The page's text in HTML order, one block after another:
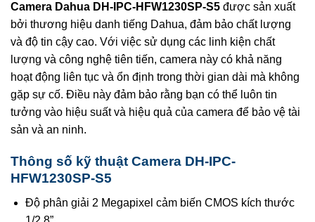
Camera Dahua DH-IPC-HFW1230SP-S5 được sản xuất
bởi thương hiệu danh tiếng Dahua, đảm bảo chất lượng
và độ tin cậy cao. Với việc sử dụng các linh kiện chất
lượng và công nghệ tiên tiến, camera này có khả năng
hoạt động liên tục và ổn định trong thời gian dài mà không
gặp sự cố. Điều này đảm bảo rằng bạn có thể luôn tin
tưởng vào hiệu suất và hiệu quả của camera để bảo vệ tài
sản và an ninh.
Thông số kỹ thuật Camera DH-IPC-
HFW1230SP-S5
Độ phân giải 2 Megapixel cảm biến CMOS kích thước